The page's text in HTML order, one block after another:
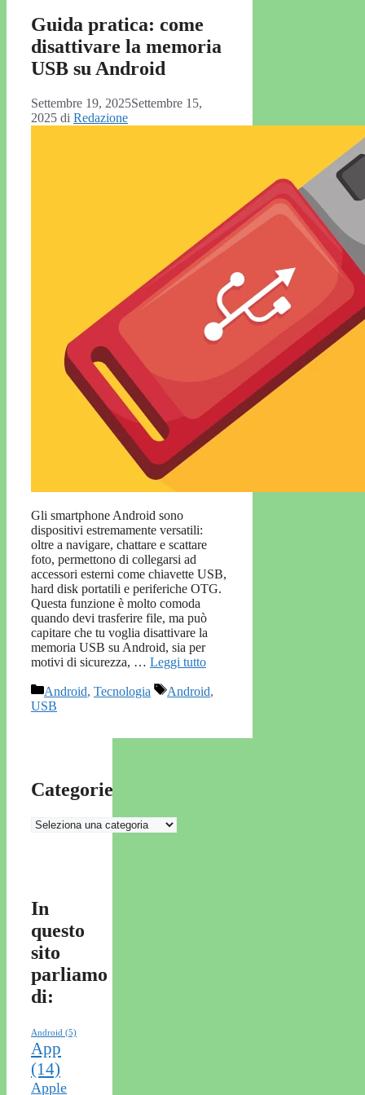
Guida pratica: come
disattivare la memoria
USB su Android
Settembre 19, 2025Settembre 15,
2025 di Redazione
Gli smartphone Android sono
dispositivi estremamente versatili:
oltre a navigare, chattare e scattare
foto, permettono di collegarsi ad
accessori esterni come chiavette USB,
hard disk portatili e periferiche OTG.
Questa funzione è molto comoda
quando devi trasferire file, ma può
capitare che tu voglia disattivare la
memoria USB su Android, sia per
motivi di sicurezza, … Leggi tutto
Categorie
Android, Tecnologia Tag
Android,
USB
Categorie
Categorie
In
questo
sito
parliamo
di:
Android (5)
App
(14)
Apple